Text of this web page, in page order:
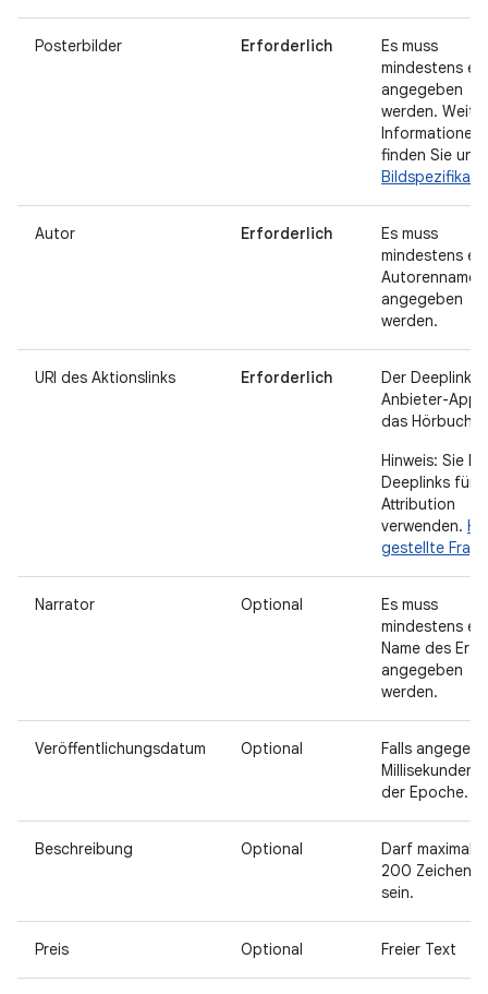
Posterbilder Erforderlich
Es muss
mindestens
angegeben
werden.
Informationen
finden Sie
Autor Erforderlich
Es muss
mindestens ein
Autorenname
angegeben
werden.
URI des Aktionslinks Erforderlich
Der Deeplink
Anbieter-App
das Hörbuch.
Hinweis: Sie
Deeplinks für
Attribution
verwenden.
gestellte
Narrator Optional
Es muss
mindestens ein
Name des
angegeben
werden.
Veröffentlichungsdatum Optional
Falls
Millisekunden
der Epoche.
Beschreibung Optional
Darf maximal
200 Zeichen
sein.
Preis Optional Freier Text